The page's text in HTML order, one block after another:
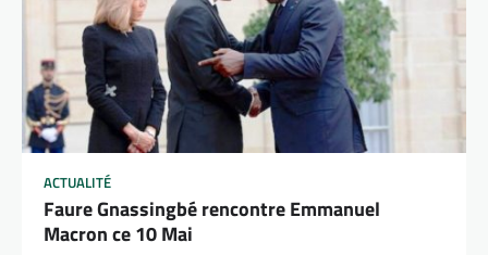
ACTUALITÉ
Faure Gnassingbé rencontre Emmanuel
Macron ce 10 Mai